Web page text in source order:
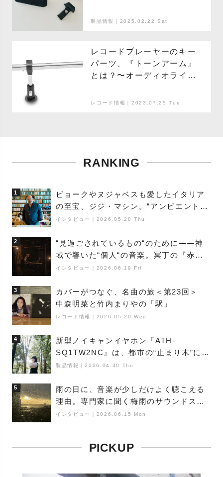
製品情報｜2025.02.22 Sat
レコードプレーヤーのキー
パーツ、『トーンアーム』
とは？〜オーディオライ
レコード情報｜2023.07.25 Tue
RANKING
1
ビョークやヌジャベスも愛したイタリア
の至宝、ジジ・マシン。“アンビエントの
巨匠”が明かす創作の原点と、「動き」に
インタビュー 2026.05.28 Thu
2
“見過ごされているもの“のために――神
域で響いた“個人“の音楽。冥丁の『赤城
夜神楽』をレポート
インタビュー 2026.06.19 Fri
3
カバーがつなぐ、名曲の旅＜第23回＞
中森明菜と竹内まりやの「駅」
レコード情報 2026.05.20 Wed
4
新型ノイキャンイヤホン『ATH-
SQ1TW2NC』は、都市の“止まり木”にな
り得るーシンガーソングライター浮
製品情報 ｜2026.04.30 Thu
5
雨の日に、音楽が少しだけよく聴こえる
理由。専門家に聞く梅雨のサウンドス
ケープ
インタビュー 2026.06.15 Mon
PICKUP